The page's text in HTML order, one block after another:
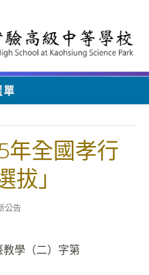
單
年全國孝行
拔」
公告
學（二）字第